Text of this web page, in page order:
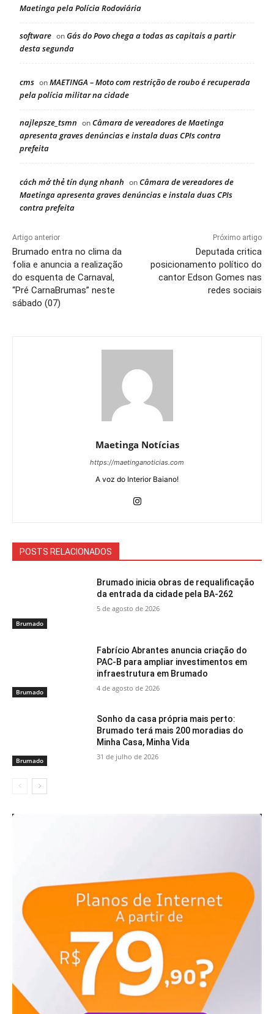
Maetinga pela Polícia Rodoviária
software onGás do Povo chega a todas as capitais a partir
desta segunda
cms onMAETINGA – Moto com restrição de roubo é recuperada
pela polícia militar na cidade
najlepsze_tsmn onCâmara de vereadores de Maetinga
apresenta graves denúncias e instala duas CPIs contra
prefeita
cách mở thẻ tín dụng nhanh onCâmara de vereadores de
Maetinga apresenta graves denúncias e instala duas CPIs
contra prefeita
Artigo anterior
Brumado entra no clima da
folia e anuncia a realização
do esquenta de Carnaval,
“Pré CarnaBrumas” neste
sábado (07)
Próximo artigo
Deputada critica
posicionamento político do
cantor Edson Gomes nas
redes sociais
Maetinga Notícias
https://maetinganoticias.com
A voz do Interior Baiano!
POSTS RELACIONADOS
Brumado
Brumado inicia obras de requalificação
da entrada da cidade pela BA-262
5 de agosto de 2026
Brumado
Fabrício Abrantes anuncia criação do
PAC-B para ampliar investimentos em
infraestrutura em Brumado
4 de agosto de 2026
Brumado
Sonho da casa própria mais perto:
Brumado terá mais 200 moradias do
Minha Casa, Minha Vida
31 de julho de 2026